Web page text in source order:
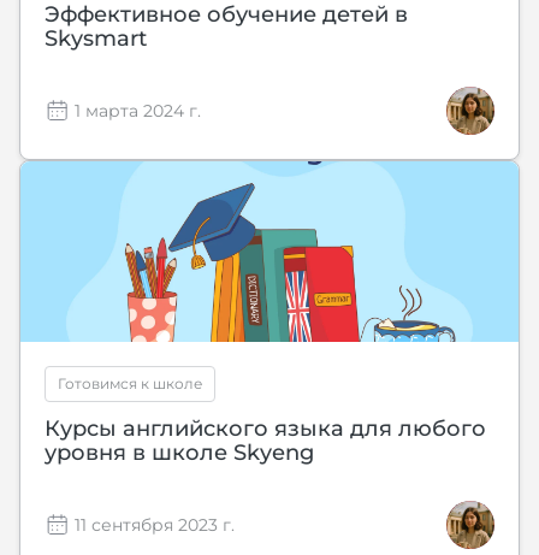
Эффективное обучение детей в
Skysmart
1 марта 2024 г.
Готовимся к школе
Курсы английского языка для любого
уровня в школе Skyeng
11 сентября 2023 г.